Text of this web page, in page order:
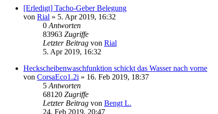
[Erledigt] Tacho-Geber Belegung
von Rial » 5. Apr 2019, 16:32
0 Antworten
83963 Zugriffe
Letzter Beitrag von Rial
5. Apr 2019, 16:32
Heckscheibenwaschfunktion schickt das Wasser nach vorne
von CorsaEco1.2i » 16. Feb 2019, 18:37
5 Antworten
68120 Zugriffe
Letzter Beitrag von Bengt L.
24. Feb 2019, 20:47